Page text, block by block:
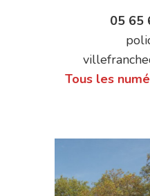
05 65
Tous les